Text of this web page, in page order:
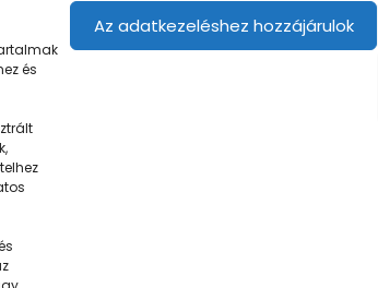
és
Az adatkezeléshez hozzájárulok